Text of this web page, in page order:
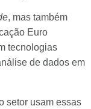
, mas também
Euro
tecnologias
de dados em
setor usam essas